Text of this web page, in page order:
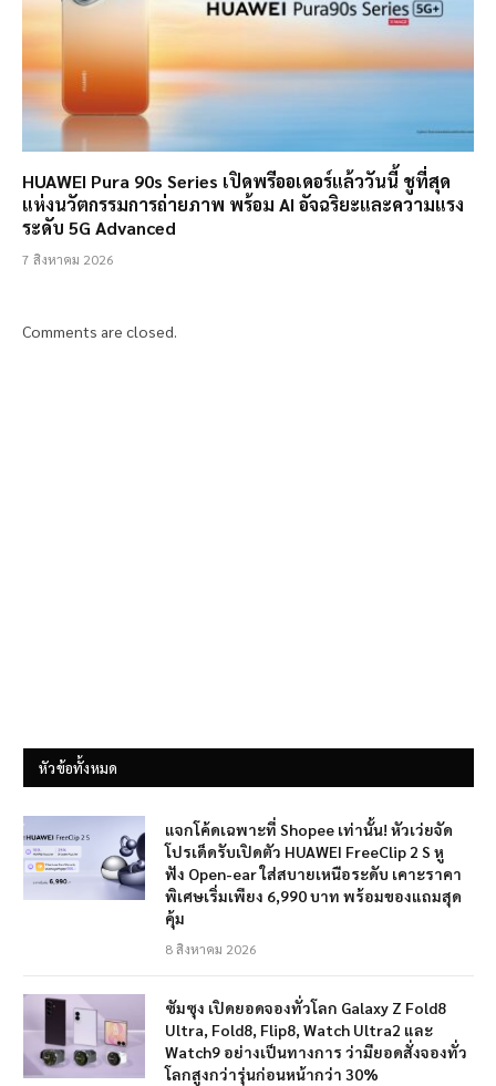
HUAWEI Pura 90s Series เปิดพรีออเดอร์แล้ววันนี้ ชูที่สุด
แห่งนวัตกรรมการถ่ายภาพ พร้อม AI อัจฉริยะและความแรง
ระดับ 5G Advanced
7 สิงหาคม 2026
Comments are closed.
หัวข้อทั้งหมด
แจกโค้ดเฉพาะที่ Shopee เท่านั้น! หัวเว่ยจัด
โปรเด็ดรับเปิดตัว HUAWEI FreeClip 2 S หู
ฟัง Open-ear ใส่สบายเหนือระดับ เคาะราคา
พิเศษเริ่มเพียง 6,990 บาท พร้อมของแถมสุด
คุ้ม
8 สิงหาคม 2026
ซัมซุง เปิดยอดจองทั่วโลก Galaxy Z Fold8
Ultra, Fold8, Flip8, Watch Ultra2 และ
Watch9 อย่างเป็นทางการ ว่ามียอดสั่งจองทั่ว
โลกสูงกว่ารุ่นก่อนหน้ากว่า 30%